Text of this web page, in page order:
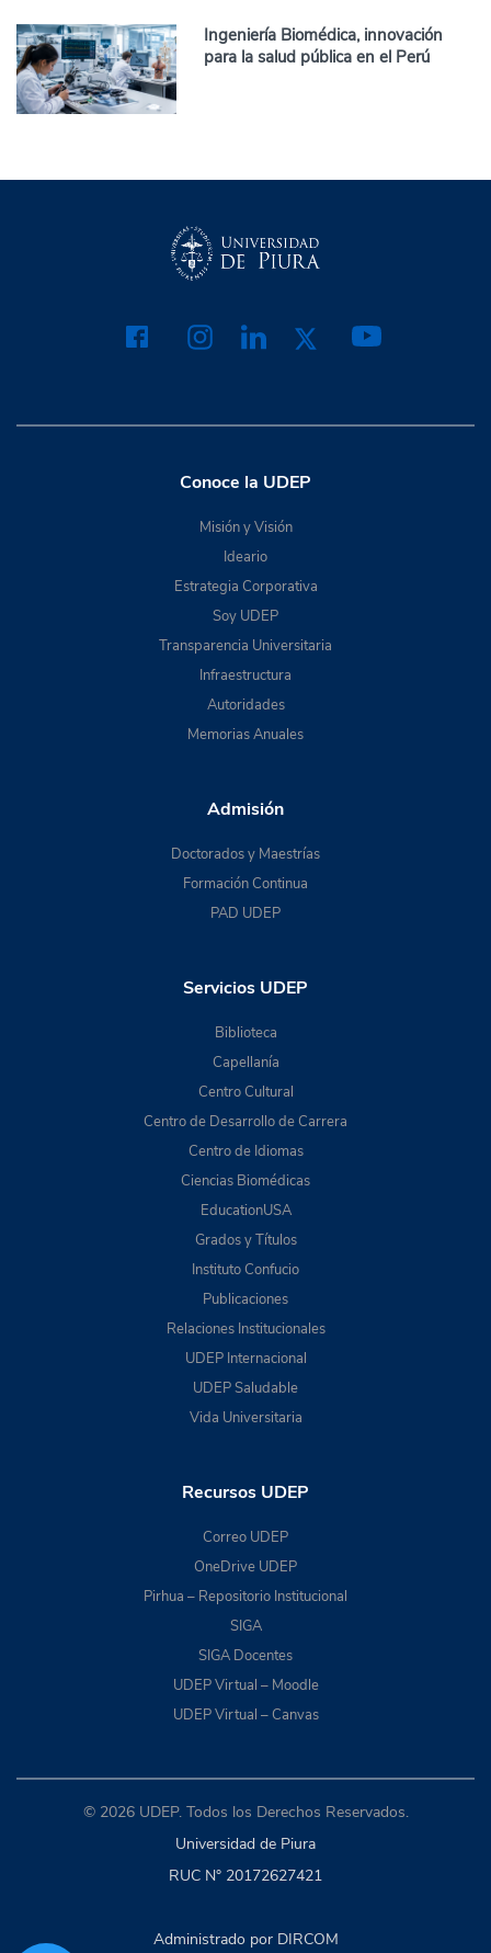
Ingeniería Biomédica, innovación
para la salud pública en el Perú
Conoce la UDEP
Misión y Visión
Ideario
Estrategia Corporativa
Soy UDEP
Transparencia Universitaria
Infraestructura
Autoridades
Memorias Anuales
Admisión
Doctorados y Maestrías
Formación Continua
PAD UDEP
Servicios UDEP
Biblioteca
Capellanía
Centro Cultural
Centro de Desarrollo de Carrera
Centro de Idiomas
Ciencias Biomédicas
EducationUSA
Grados y Títulos
Instituto Confucio
Publicaciones
Relaciones Institucionales
UDEP Internacional
UDEP Saludable
Vida Universitaria
Recursos UDEP
Correo UDEP
OneDrive UDEP
Pirhua – Repositorio Institucional
SIGA
SIGA Docentes
UDEP Virtual – Moodle
UDEP Virtual – Canvas
© 2026 UDEP. Todos los Derechos Reservados.
Universidad de Piura
RUC N° 20172627421
Administrado por DIRCOM